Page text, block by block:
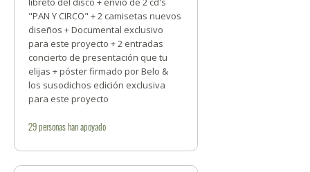
"PAN Y CIRCO" + 2 camisetas nuevos
diseños + Documental exclusivo
para este proyecto + 2 entradas
concierto de presentación que tu
elijas + póster firmado por Belo &
los susodichos edición exclusiva
para este proyecto
29personashan apoyado